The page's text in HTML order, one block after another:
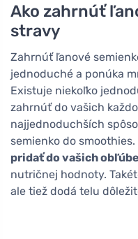
Ako zahrnúť
stravy
Zahrnúť ľanové
jednoduché a ponúka
Existuje niekoľko
zahrnúť do vašich
najjednoduchších
semienko do
pridať do vašich
nutričnej hodnoty.
ale tiež dodá telu